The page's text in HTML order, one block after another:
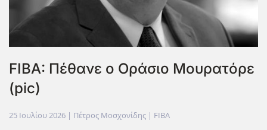
FIBA: Πέθανε ο Οράσιο Μουρατόρε
(pic)
25 Ιουλίου 2026 | Πέτρος Μοσχονίδης | FIBA